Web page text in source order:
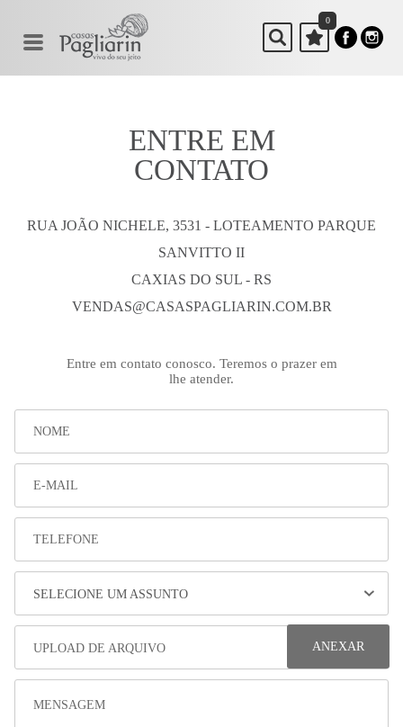
0
ENTRE EM
CONTATO
RUA JOÃO NICHELE, 3531 - LOTEAMENTO PARQUE
SANVITTO II
CAXIAS DO SUL - RS
VENDAS@CASASPAGLIARIN.COM.BR
Entre em contato conosco. Teremos o prazer em
lhe atender.
SELECIONE UM ASSUNTO
UPLOAD DE ARQUIVO ANEXAR